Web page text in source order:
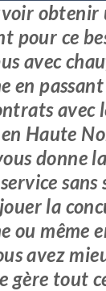
obtenir
pour ce
avec
en
avec
Haute
donne
la
ou même
avez
gère tout